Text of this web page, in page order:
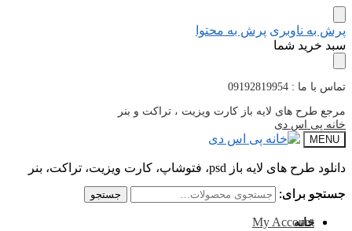
پرش به ناوبری پرش به محتوا
سبد خرید شما
تماس با ما : 09192819954
مرجع طرح های لایه باز کارت ویزیت ، تراکت و بنر
خانه پی اس دی
MENU
دانلود طرح های لایه باز psd، فتوشاپ، کارت ویزیت، تراکت، بنر
جستجو برای:
جستجو
My Account
جستجو برای: جستجو
خانه